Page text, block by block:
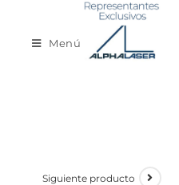
Menú
Siguiente producto